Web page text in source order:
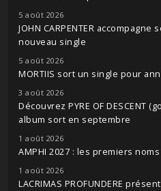
5 août 2026
JOHN CARPENTER
nouveau single
5 août 2026
MORTIIS sort un single pour
3 août 2026
Découvrez PYRE OF DESCENT
album sort en septembre
1 août 2026
AMPHI 2027 : les premiers noms
1 août 2026
LACRIMAS PROFUNDERE